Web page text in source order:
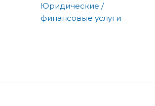
Юридические /
финансовые услуги